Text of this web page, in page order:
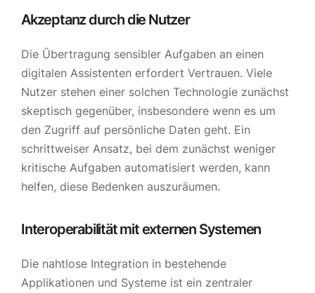
Akzeptanz durch die Nutzer
Die Übertragung sensibler Aufgaben an einen
digitalen Assistenten erfordert Vertrauen. Viele
Nutzer stehen einer solchen Technologie zunächst
skeptisch gegenüber, insbesondere wenn es um
den Zugriff auf persönliche Daten geht. Ein
schrittweiser Ansatz, bei dem zunächst weniger
kritische Aufgaben automatisiert werden, kann
helfen, diese Bedenken auszuräumen.
Interoperabilität mit externen Systemen
Die nahtlose Integration in bestehende
Applikationen und Systeme ist ein zentraler